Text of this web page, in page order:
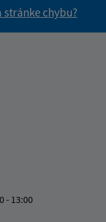
stránke chybu?
- 13:00